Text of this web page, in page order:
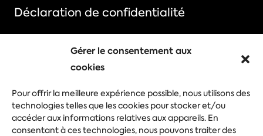
Gérer le consentement aux
cookies
Pour offrir la meilleure expérience possible, nous utilisons des
technologies telles que les cookies pour stocker et/ou
accéder aux informations relatives aux appareils. En
consentant à ces technologies, nous pouvons traiter des
Déclaration de confidentialité
Choisissez votre événement
Foire commerciale Congrès
Evénement d'entreprise Festival